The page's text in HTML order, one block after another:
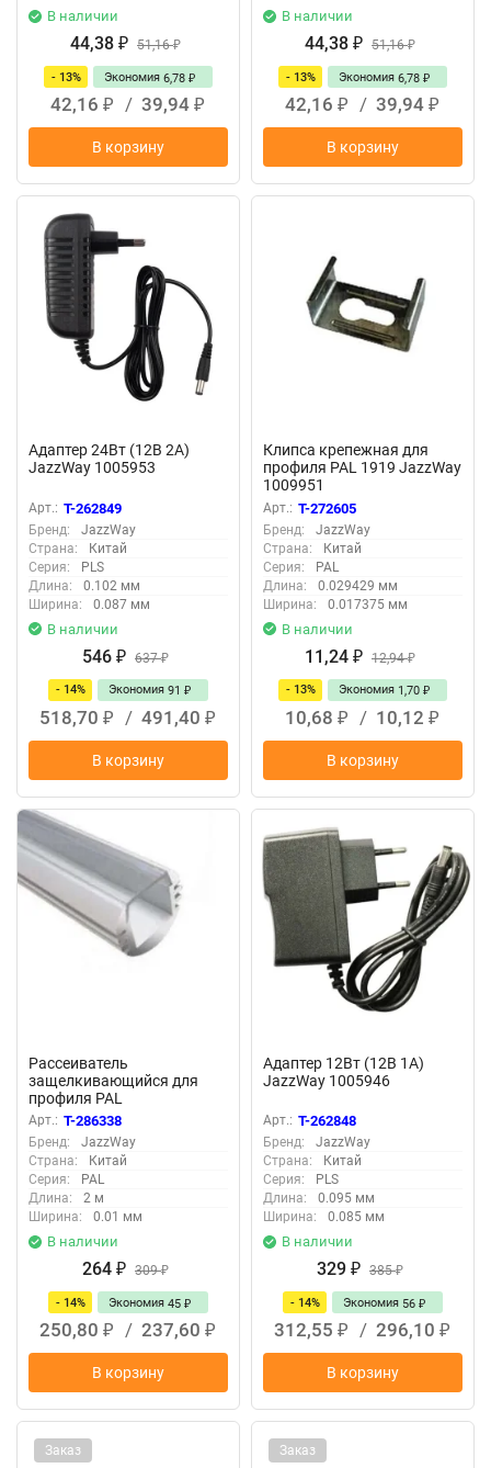
В наличии
44,38 ₽ 51,16₽
- 13% Экономия 6,78 ₽
42,16 ₽ / 39,94 ₽
В корзину
В наличии
44,38 ₽ 51,16₽
- 13% Экономия 6,78 ₽
42,16 ₽ / 39,94 ₽
В корзину
Адаптер 24Вт (12В 2A)
JazzWay 1005953
Арт.: T-262849
Бренд:
JazzWay
Страна:
Китай
Серия:
PLS
Длина:
0.102 мм
Ширина:
0.087 мм
В наличии
546 ₽ 637₽
- 14% Экономия 91 ₽
518,70 ₽ / 491,40 ₽
В корзину
Клипса крепежная для
профиля PAL 1919 JazzWay
1009951
Арт.: T-272605
Бренд:
JazzWay
Страна:
Китай
Серия:
PAL
Длина:
0.029429 мм
Ширина:
0.017375 мм
В наличии
11,24 ₽ 12,94₽
- 13% Экономия 1,70 ₽
10,68 ₽ / 10,12 ₽
В корзину
Рассеиватель
защелкивающийся для
профиля PAL
1506/1612/1818/1919/2206
прозр. (дл.2м) JazzWay
1025364
Арт.: T-286338
Бренд:
JazzWay
Страна:
Китай
Серия:
PAL
Длина:
2 м
Ширина:
0.01 мм
В наличии
264 ₽ 309₽
- 14% Экономия 45 ₽
250,80 ₽ / 237,60 ₽
В корзину
Адаптер 12Вт (12В 1A)
JazzWay 1005946
Арт.: T-262848
Бренд:
JazzWay
Страна:
Китай
Серия:
PLS
Длина:
0.095 мм
Ширина:
0.085 мм
В наличии
329 ₽ 385₽
- 14% Экономия 56 ₽
312,55 ₽ / 296,10 ₽
В корзину
Заказ Заказ